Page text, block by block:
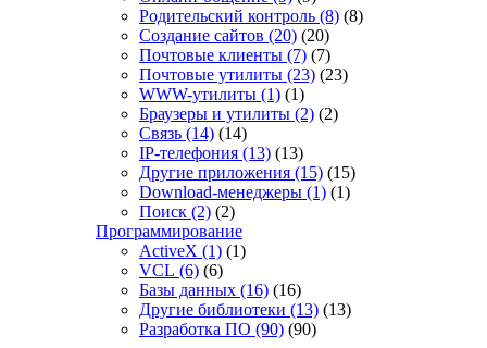
Родительский контроль (8) (8)
Создание сайтов (20) (20)
Почтовые клиенты (7) (7)
Почтовые утилиты (23) (23)
WWW-утилиты (1) (1)
Браузеры и утилиты (2) (2)
Связь (14) (14)
IP-телефония (13) (13)
Другие приложения (15) (15)
Download-менеджеры (1) (1)
Поиск (2) (2)
Программирование
ActiveX (1) (1)
VCL (6) (6)
Базы данных (16) (16)
Другие библиотеки (13) (13)
Разработка ПО (90) (90)